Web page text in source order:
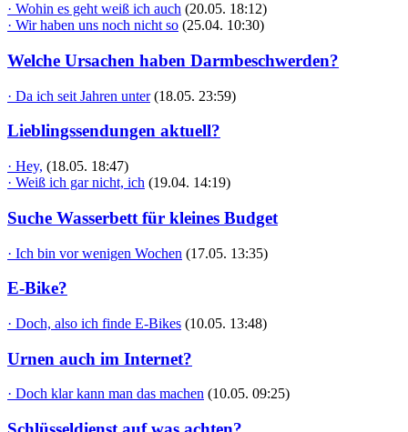
· Wohin es geht weiß ich auch (20.05. 18:12)
· Wir haben uns noch nicht so (25.04. 10:30)
Welche Ursachen haben Darmbeschwerden?
· Da ich seit Jahren unter (18.05. 23:59)
Lieblingssendungen aktuell?
· Hey, (18.05. 18:47)
· Weiß ich gar nicht, ich (19.04. 14:19)
Suche Wasserbett für kleines Budget
· Ich bin vor wenigen Wochen (17.05. 13:35)
E-Bike?
· Doch, also ich finde E-Bikes (10.05. 13:48)
Urnen auch im Internet?
· Doch klar kann man das machen (10.05. 09:25)